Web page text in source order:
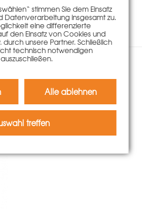
zu diesem Artikel vor.
Artikel
kauften
stimmen Sie dem Einsatz
insgesamt zu.
eine differenzierte
den Einsatz von Cookies und
unsere Partner. Schließlich
technisch notwendigen
Alle ablehnen
treffen